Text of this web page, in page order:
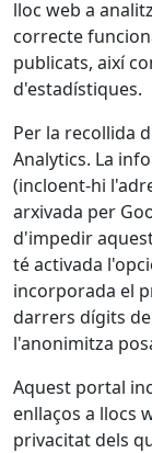
lloc web a
correcte
publicats, així
d'estadístiques.
Per la recollida
Analytics. La
(incloent-hi
arxivada per
d'impedir
té activada
incorporada el
darrers dígits
l'anonimitza
Aquest portal
enllaços a llocs
privacitat dels